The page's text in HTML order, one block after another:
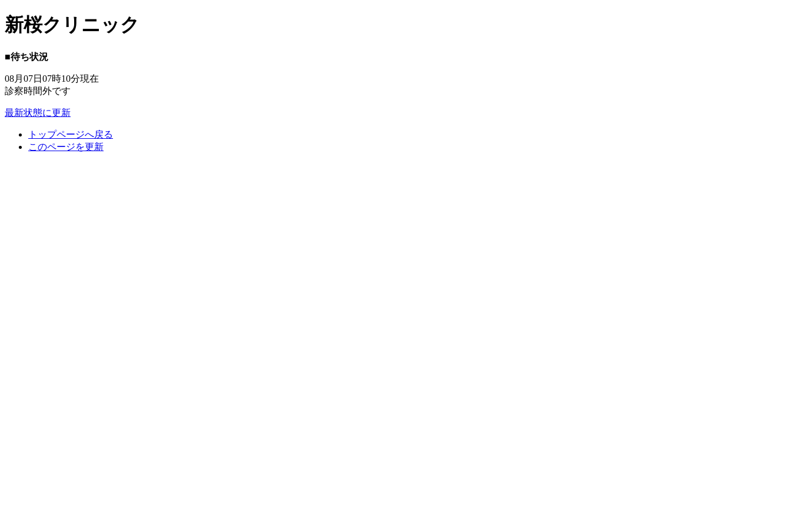
新桜クリニック
■待ち状況
08月07日07時10分現在
診察時間外です
最新状態に更新
トップページへ戻る
このページを更新